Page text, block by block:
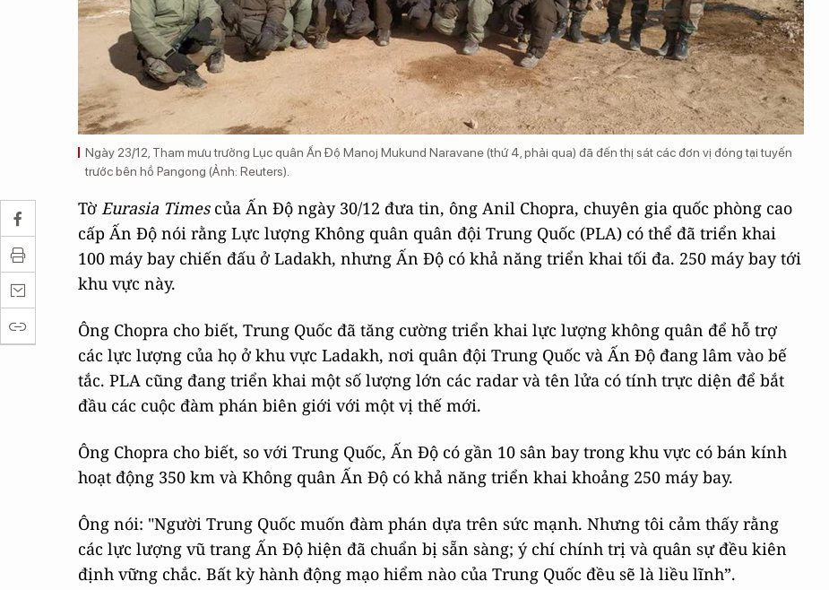
Ngày 23/12, Tham mưu trưởng Lục quân Ấn Độ Manoj Mukund Naravane (thứ 4, phải qua) đã đến thị sát các đơn vị đóng tại tuyến
trước bên hồ Pangong (Ảnh: Reuters).
Tờ Eurasia Timescủa Ấn Độ ngày 30/12 đưa tin, ông Anil Chopra, chuyên gia quốc phòng cao
cấp Ấn Độ nói rằng Lực lượng Không quân quân đội Trung Quốc (PLA) có thể đã triển khai
100 máy bay chiến đấu ở Ladakh, nhưng Ấn Độ có khả năng triển khai tối đa. 250 máy bay tới
khu vực này.
Ông Chopra cho biết, Trung Quốc đã tăng cường triển khai lực lượng không quân để hỗ trợ
các lực lượng của họ ở khu vực Ladakh, nơi quân đội Trung Quốc và Ấn Độ đang lâm vào bế
tắc. PLA cũng đang triển khai một số lượng lớn các radar và tên lửa có tính trực diện để bắt
đầu các cuộc đàm phán biên giới với một vị thế mới.
Ông Chopra cho biết, so với Trung Quốc, Ấn Độ có gần 10 sân bay trong khu vực có bán kính
hoạt động 350 km và Không quân Ấn Độ có khả năng triển khai khoảng 250 máy bay.
Ông nói: "Người Trung Quốc muốn đàm phán dựa trên sức mạnh. Nhưng tôi cảm thấy rằng
các lực lượng vũ trang Ấn Độ hiện đã chuẩn bị sẵn sàng; ý chí chính trị và quân sự đều kiên
định vững chắc. Bất kỳ hành động mạo hiểm nào của Trung Quốc đều sẽ là liều lĩnh”.